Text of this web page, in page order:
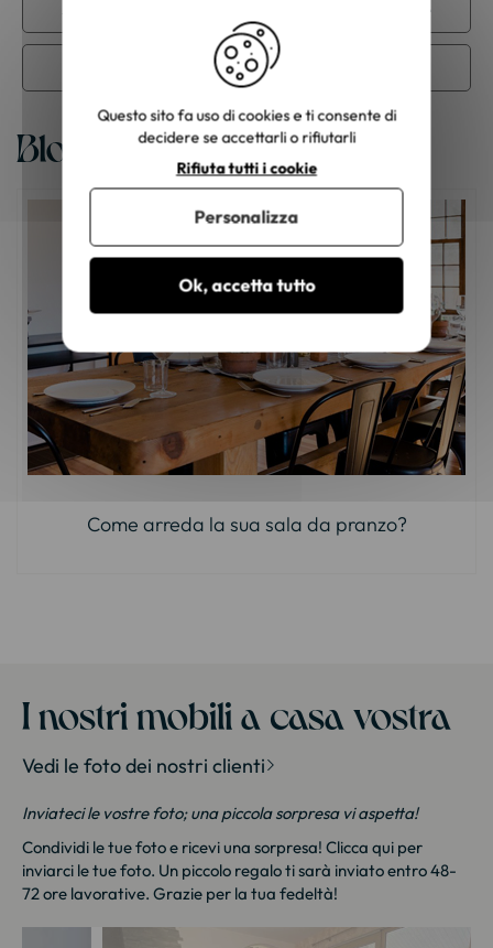
Sgabello industriale
Tessuto per sedie
Blog
Come arreda la sua sala da pranzo?
I nostri mobili a casa vostra
Vedi le foto dei nostri clienti
Inviateci le vostre foto; una piccola sorpresa vi aspetta!
Condividi le tue foto e ricevi una sorpresa! Clicca qui per
inviarci le tue foto. Un piccolo regalo ti sarà inviato entro 48-
72 ore lavorative. Grazie per la tua fedeltà!
Questo sito fa uso di cookies e ti consente di
decidere se accettarli o rifiutarli
Ok, accetta tutto
Rifiuta tutti i cookie
Personalizza